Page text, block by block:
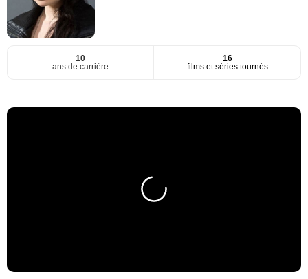
10
ans de carrière
16
films et séries tournés